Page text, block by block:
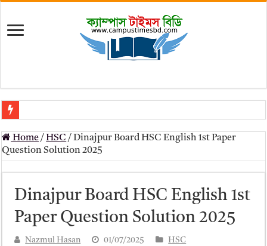
মৎস্য অধিদপ্তর (dof) নিয়োগ বিজ্ঞপ্তি ২০২৬
প্রাথমিক সহকারী শিক্ষক নিয়োগ পরীক্ষার চূড়ান্ত ফলাফল 2026 – Dpe gov bd
Primary Assistant Teacher Result 2026 | dpe.gov.bd result
primary viva result 2026 pdf download – dpe viva result
www dpe gov bd result 2026 pdf
Home / HSC / Dinajpur Board HSC English 1st Paper
Question Solution 2025
Dinajpur Board HSC English 1st
Paper Question Solution 2025
Nazmul Hasan 01/07/2025 HSC